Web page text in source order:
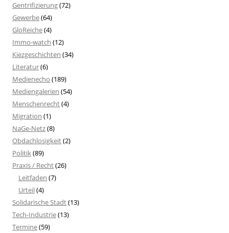
Gentrifizierung(72)
Gewerbe(64)
GloReiche(4)
Immo-watch (12)
Kiezgeschichten (34)
Literatur(6)
Medienecho (189)
Mediengalerien (54)
Menschenrecht(4)
Migration (1)
NaGe-Netz(8)
Obdachlosigkeit(2)
Politik(89)
Praxis / Recht(26)
Leitfaden (7)
Urteil(4)
Solidarische Stadt(13)
Tech-Industrie(13)
Termine(59)